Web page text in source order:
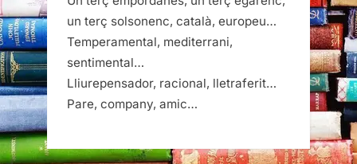
un terç solsonenc, català, europeu…
Temperamental, mediterrani,
sentimental…
Lliurepensador, racional, lletraferit…
Pare, company, amic…